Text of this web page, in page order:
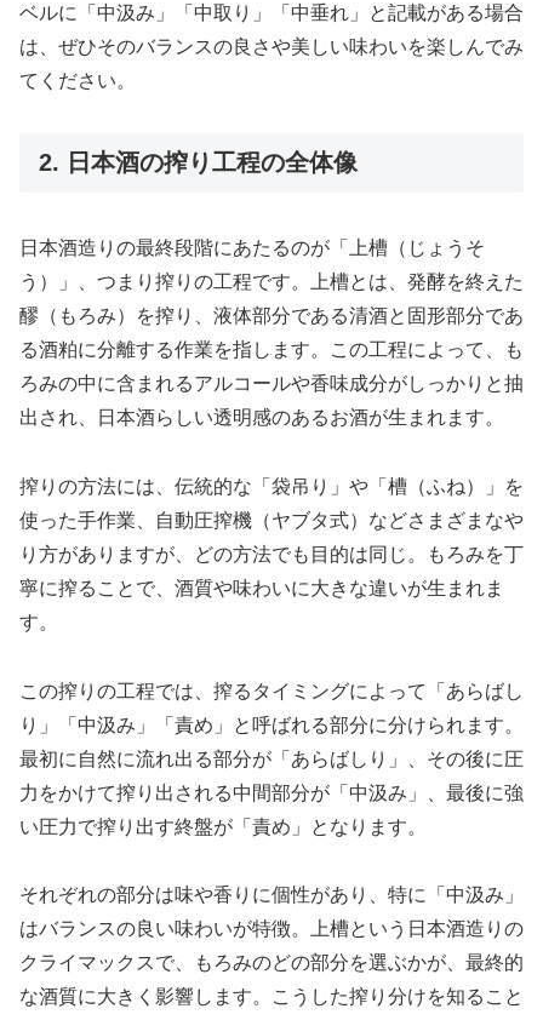
ベルに「中汲み」「中取り」「中垂れ」と記載がある場合
は、ぜひそのバランスの良さや美しい味わいを楽しんでみ
てください。
2. 日本酒の搾り工程の全体像
日本酒造りの最終段階にあたるのが「上槽（じょうそ
う）」、つまり搾りの工程です。上槽とは、発酵を終えた
醪（もろみ）を搾り、液体部分である清酒と固形部分であ
る酒粕に分離する作業を指します。この工程によって、も
ろみの中に含まれるアルコールや香味成分がしっかりと抽
出され、日本酒らしい透明感のあるお酒が生まれます。
搾りの方法には、伝統的な「袋吊り」や「槽（ふね）」を
使った手作業、自動圧搾機（ヤブタ式）などさまざまなや
り方がありますが、どの方法でも目的は同じ。もろみを丁
寧に搾ることで、酒質や味わいに大きな違いが生まれま
す。
この搾りの工程では、搾るタイミングによって「あらばし
り」「中汲み」「責め」と呼ばれる部分に分けられます。
最初に自然に流れ出る部分が「あらばしり」、その後に圧
力をかけて搾り出される中間部分が「中汲み」、最後に強
い圧力で搾り出す終盤が「責め」となります。
それぞれの部分は味や香りに個性があり、特に「中汲み」
はバランスの良い味わいが特徴。上槽という日本酒造りの
クライマックスで、もろみのどの部分を選ぶかが、最終的
な酒質に大きく影響します。こうした搾り分けを知ること